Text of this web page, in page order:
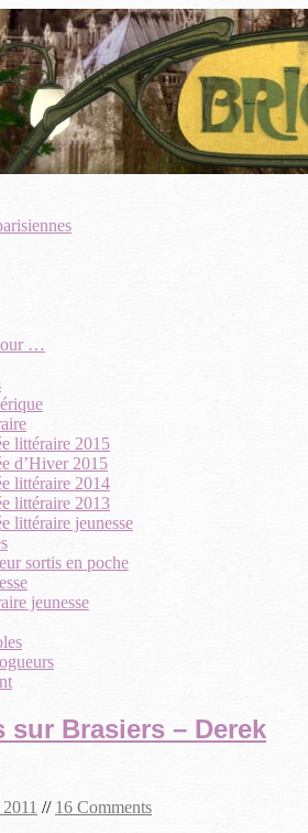
…
littéraire 2015
d’Hiver 2015
littéraire 2014
littéraire 2013
littéraire jeunesse
sortis en poche
jeunesse
sur Brasiers – Derek
// 16 Comments